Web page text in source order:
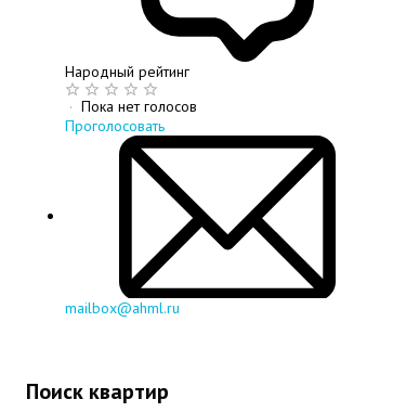
Народный рейтинг
· Пока нет голосов
Проголосовать
mailbox@ahml.ru
Поиск квартир